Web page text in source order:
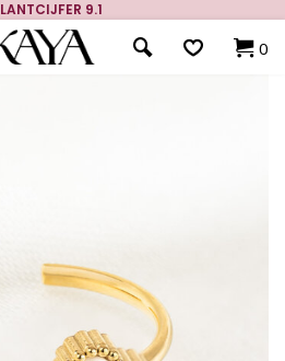
9.1
0